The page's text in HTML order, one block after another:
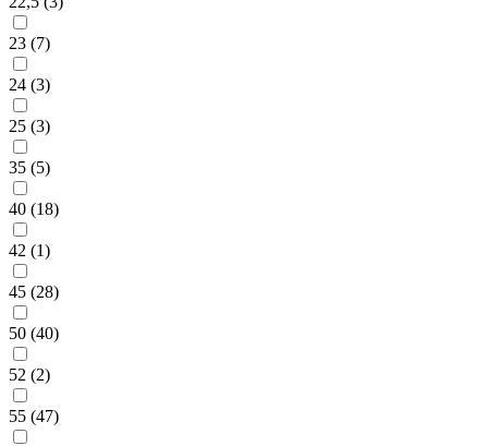
23 (7)
24 (3)
25 (3)
35 (5)
40 (18)
42 (1)
45 (28)
50 (40)
52 (2)
55 (47)